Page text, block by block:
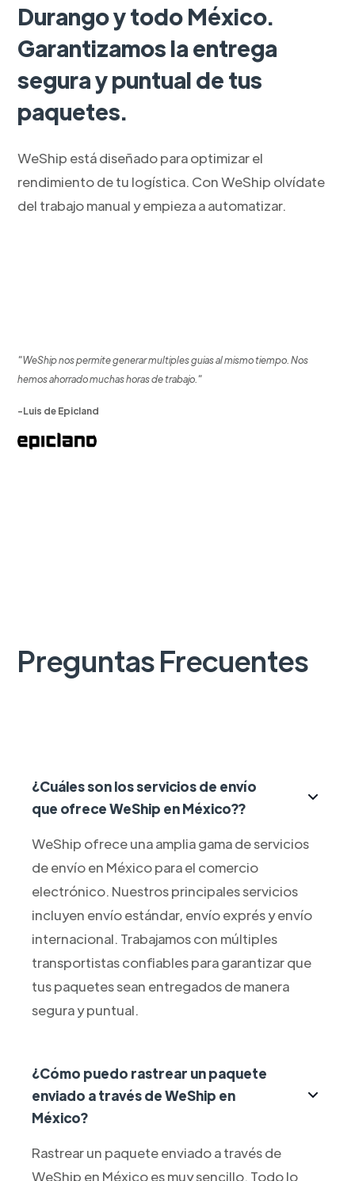
Durango y todo México.
Garantizamos la entrega
segura y puntual de tus
paquetes.
WeShip está diseñado para optimizar el
rendimiento de tu logística. Con WeShip olvídate
del trabajo manual y empieza a automatizar.
"WeShip nos permite generar multiples guias al mismo tiempo. Nos
hemos ahorrado muchas horas de trabajo."
-Luis de Epicland
Preguntas Frecuentes
¿Cuáles son los servicios de envío
que ofrece WeShip en México??
WeShip ofrece una amplia gama de servicios
de envío en México para el comercio
electrónico. Nuestros principales servicios
incluyen envío estándar, envío exprés y envío
internacional. Trabajamos con múltiples
transportistas confiables para garantizar que
tus paquetes sean entregados de manera
segura y puntual.
¿Cómo puedo rastrear un paquete
enviado a través de WeShip en
México?
Rastrear un paquete enviado a través de
WeShip en México es muy sencillo. Todo lo